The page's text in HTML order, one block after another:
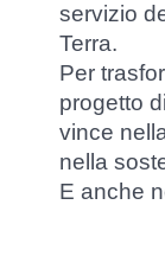
servizio
Terra.
Per
progetto
vince
nella
E anche